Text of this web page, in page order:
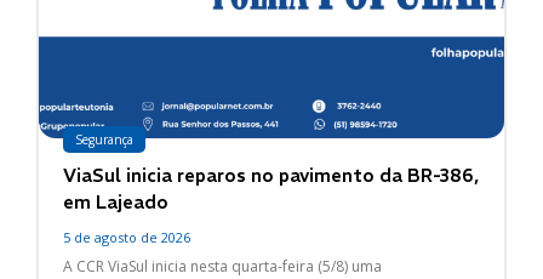
Segurança
ViaSul inicia reparos no pavimento da BR-386,
em Lajeado
5 de agosto de 2026
A CCR ViaSul inicia nesta quarta-feira (5/8) uma